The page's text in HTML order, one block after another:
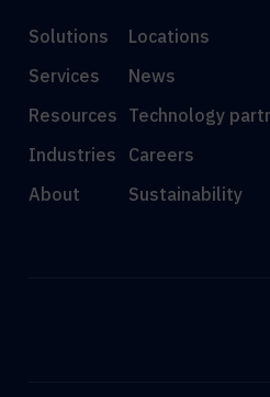
Solutions
Services
Resources
Industries
About
Locations
News
Technology
Careers
Sustainability